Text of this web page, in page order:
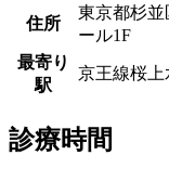
住所
東京都杉
ール1F
最寄り
駅
京王線桜上
診療時間